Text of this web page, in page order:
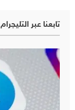
تابعنا عبر التليجرام